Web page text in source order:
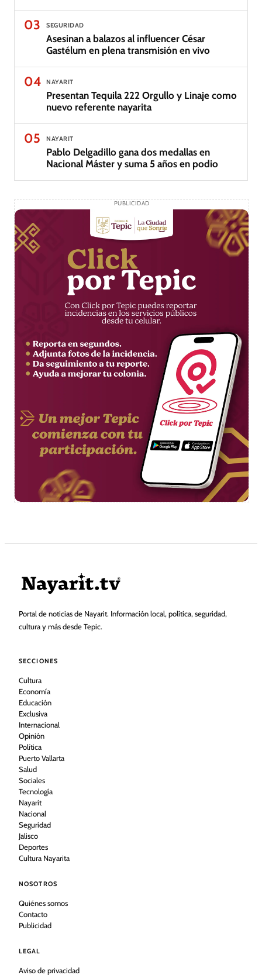
03 SEGURIDAD
Asesinan a balazos al influencer César
Gastélum en plena transmisión en vivo
04 NAYARIT
Presentan Tequila 222 Orgullo y Linaje como
nuevo referente nayarita
05 NAYARIT
Pablo Delgadillo gana dos medallas en
Nacional Máster y suma 5 años en podio
PUBLICIDAD
Portal de noticias de Nayarit. Información local, política, seguridad,
cultura y más desde Tepic.
SECCIONES
Cultura
Economía
Educación
Exclusiva
Internacional
Opinión
Política
Puerto Vallarta
Salud
Sociales
Tecnología
Nayarit
Nacional
Seguridad
Jalisco
Deportes
Cultura Nayarita
NOSOTROS
Quiénes somos
Contacto
Publicidad
LEGAL
Aviso de privacidad